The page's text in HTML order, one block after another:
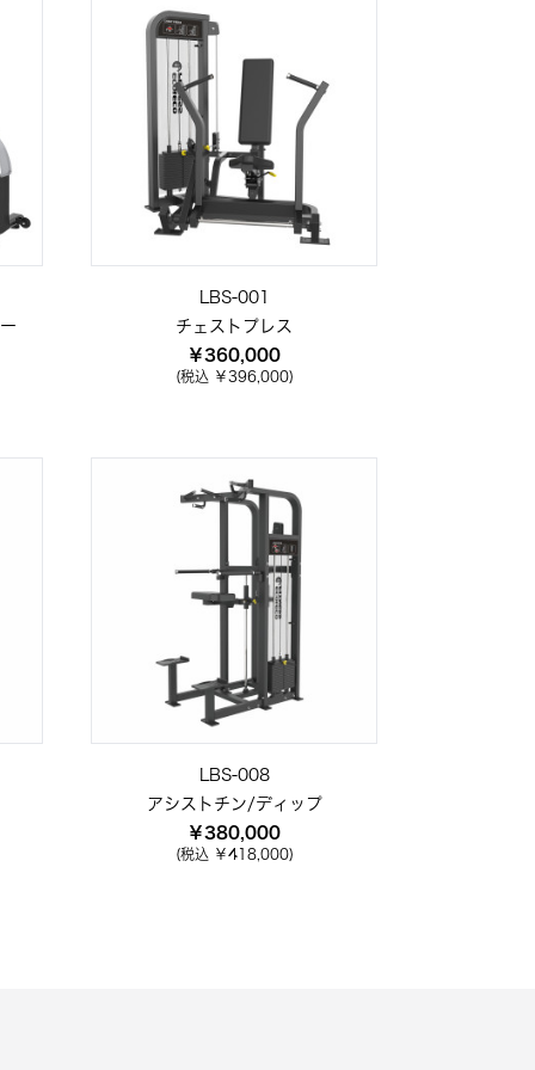
LBS-001
チェストプレス
￥360,000
(税込 ￥396,000)
LBS-008
アシストチン/ディップ
￥380,000
(税込 ￥418,000)